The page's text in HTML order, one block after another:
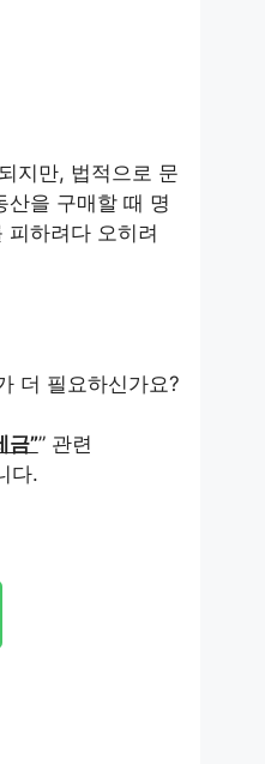
지만, 법적으로 문
산을 구매할 때 명
피하려다 오히려
더 필요하신가요?
금”” 관련
다.